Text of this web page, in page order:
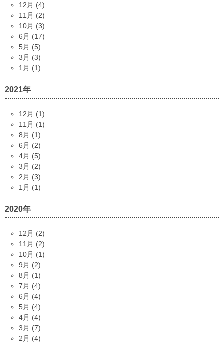
12月 (4)
11月 (2)
10月 (3)
6月 (17)
5月 (5)
3月 (3)
1月 (1)
2021年
12月 (1)
11月 (1)
8月 (1)
6月 (2)
4月 (5)
3月 (2)
2月 (3)
1月 (1)
2020年
12月 (2)
11月 (2)
10月 (1)
9月 (2)
8月 (1)
7月 (4)
6月 (4)
5月 (4)
4月 (4)
3月 (7)
2月 (4)